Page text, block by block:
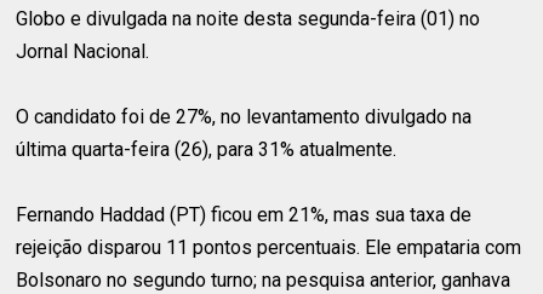
Globo e divulgada na noite desta segunda-feira (01) no
Jornal Nacional.
O candidato foi de 27%, no levantamento divulgado na
última quarta-feira (26), para 31% atualmente.
Fernando Haddad (PT) ficou em 21%, mas sua taxa de
rejeição disparou 11 pontos percentuais. Ele empataria com
Bolsonaro no segundo turno; na pesquisa anterior, ganhava